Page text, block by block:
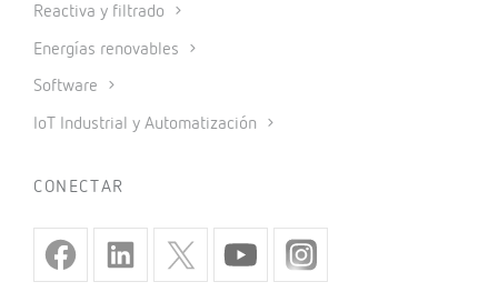
Reactiva y filtrado
Energías renovables
Software
IoT Industrial y Automatización
CONECTAR